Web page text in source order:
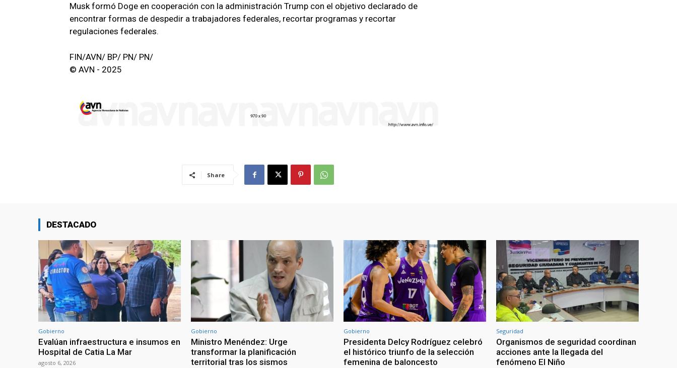
Musk formó Doge en cooperación con la administración Trump con el objetivo declarado de
encontrar formas de despedir a trabajadores federales, recortar programas y recortar
regulaciones federales.
FIN/AVN/ BP/ PN/ PN/
© AVN - 2025
Share
DESTACADO
Gobierno
Evalúan infraestructura e insumos en
Hospital de Catia La Mar
agosto 6, 2026
Gobierno
Ministro Menéndez: Urge
transformar la planificación
territorial tras los sismos
Gobierno
Presidenta Delcy Rodríguez celebró
el histórico triunfo de la selección
femenina de baloncesto
Seguridad
Organismos de seguridad coordinan
acciones ante la llegada del
fenómeno El Niño